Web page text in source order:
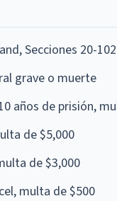
Secciones 20-
grave o muerte
años de prisión,
de $5,000
de $3,000
multa de $500